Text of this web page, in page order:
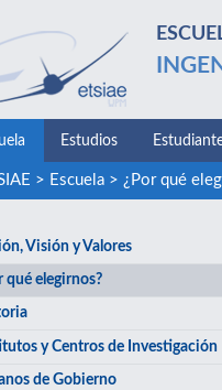
Estudios
> Escuela> ¿Por qué
Visión y Valores
qué elegirnos?
y Centros de Investigación
de Gobierno